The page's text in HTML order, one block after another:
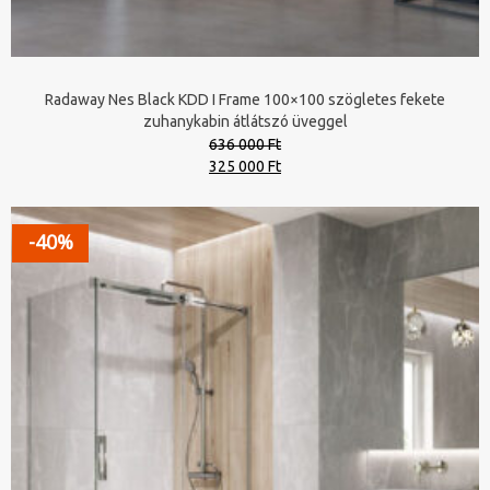
Radaway Nes Black KDD I Frame 100×100 szögletes fekete
zuhanykabin átlátszó üveggel
636 000 Ft
Original
was:
636
325 000 FtCurrent
is:
-40%